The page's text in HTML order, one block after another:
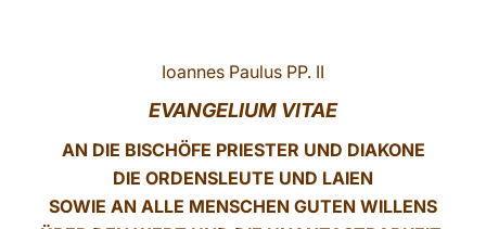
Ioannes Paulus PP. II
EVANGELIUM VITAE
AN DIE BISCHÖFE PRIESTER UND DIAKONE
DIE ORDENSLEUTE UND LAIEN
SOWIE AN ALLE MENSCHEN GUTEN WILLENS